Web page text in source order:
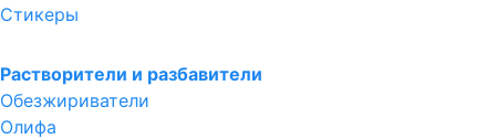
Стикеры
Растворители и разбавители
Обезжириватели
Олифа